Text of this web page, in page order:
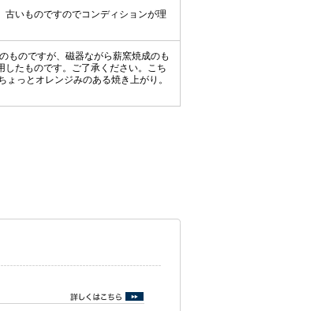
いものですのでコンディションが理
ものですが、磁器ながら薪窯焼成のも
たものです。ご了承ください。こち
っとオレンジみのある焼き上がり。